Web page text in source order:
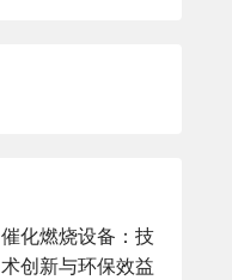
催化燃烧设备：技
术创新与环保效益